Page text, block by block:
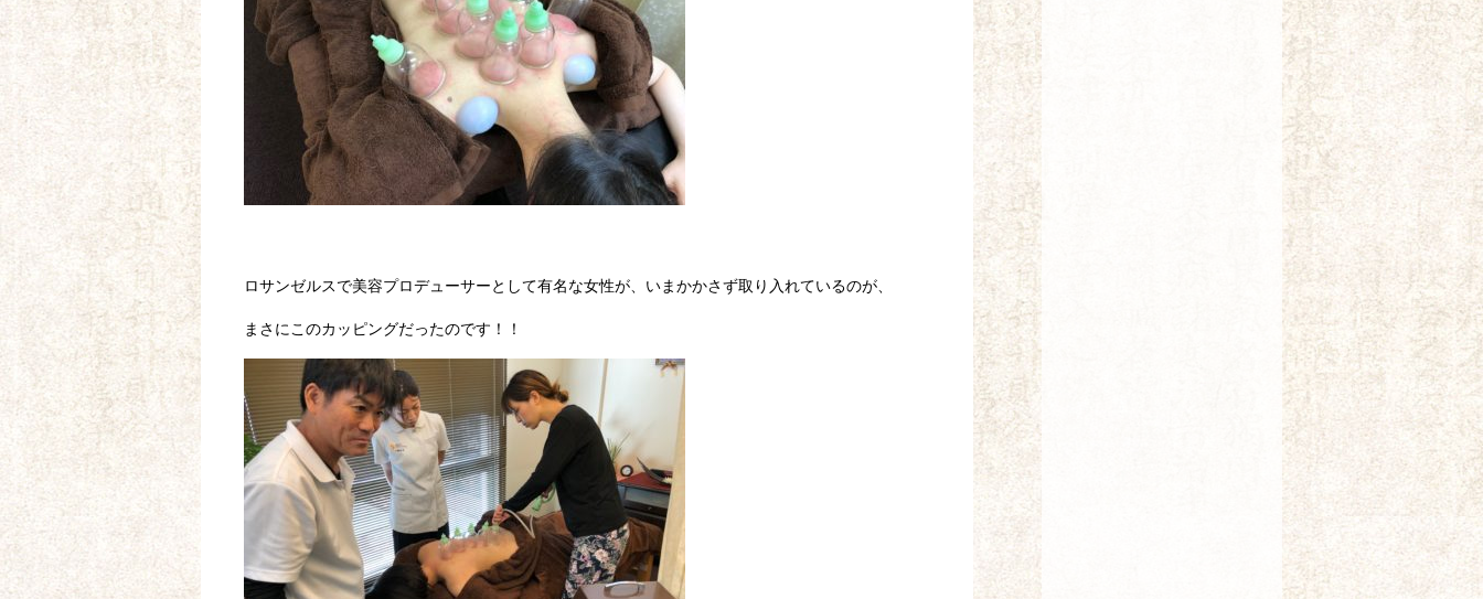
ロサンゼルスで美容プロデューサーとして有名な女性が、いまかかさず取り入れているのが、
まさにこのカッピングだったのです！！